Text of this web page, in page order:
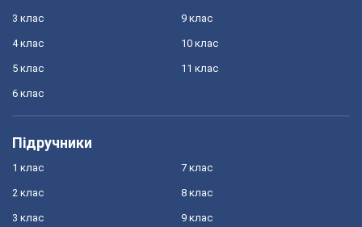
3 клас
4 клас
5 клас
6 клас
9 клас
10 клас
11 клас
Підручники
1 клас
2 клас
3 клас
7 клас
8 клас
9 клас